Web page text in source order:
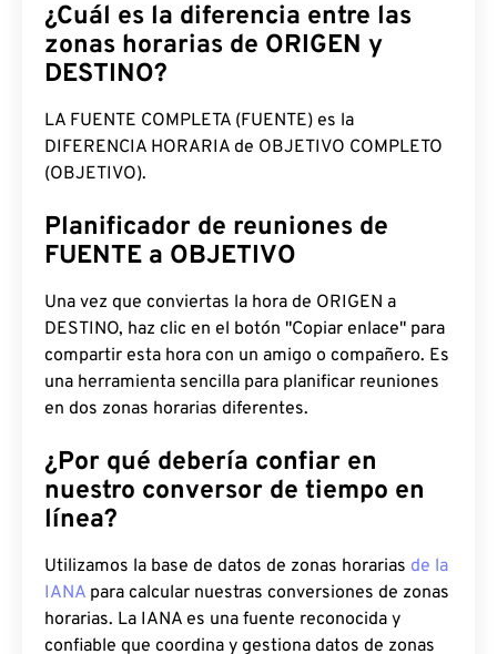
¿Cuál es la diferencia entre las
zonas horarias de ORIGEN y
DESTINO?
LA FUENTE COMPLETA (FUENTE) es la
DIFERENCIA HORARIA de OBJETIVO COMPLETO
(OBJETIVO).
Planificador de reuniones de
FUENTE a OBJETIVO
Una vez que conviertas la hora de ORIGEN a
DESTINO, haz clic en el botón "Copiar enlace" para
compartir esta hora con un amigo o compañero. Es
una herramienta sencilla para planificar reuniones
en dos zonas horarias diferentes.
¿Por qué debería confiar en
nuestro conversor de tiempo en
línea?
Utilizamos la base de datos de zonas horarias de la
IANA para calcular nuestras conversiones de zonas
horarias. La IANA es una fuente reconocida y
confiable que coordina y gestiona datos de zonas